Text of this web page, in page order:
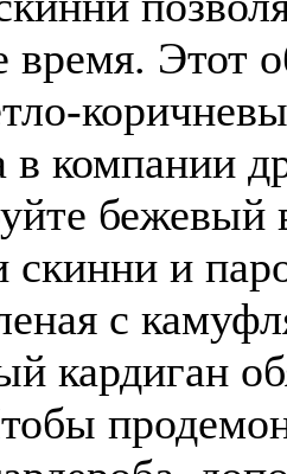
время. Этот
в компании
бежевый
скинни и
с
кардиган